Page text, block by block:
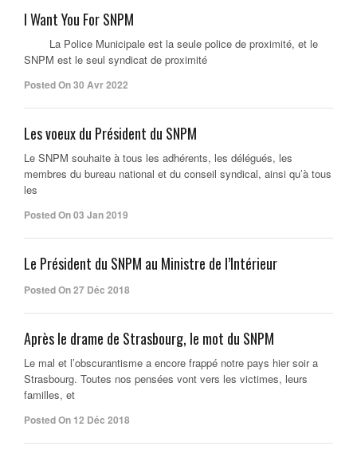
I Want You For SNPM
La Police Municipale est la seule police de proximité, et le
SNPM est le seul syndicat de proximité
Posted On 30 Avr 2022
Les voeux du Président du SNPM
Le SNPM souhaite à tous les adhérents, les délégués, les
membres du bureau national et du conseil syndical, ainsi qu’à tous
les
Posted On 03 Jan 2019
Le Président du SNPM au Ministre de l’Intérieur
Posted On 27 Déc 2018
Après le drame de Strasbourg, le mot du SNPM
Le mal et l’obscurantisme a encore frappé notre pays hier soir a
Strasbourg. Toutes nos pensées vont vers les victimes, leurs
familles, et
Posted On 12 Déc 2018